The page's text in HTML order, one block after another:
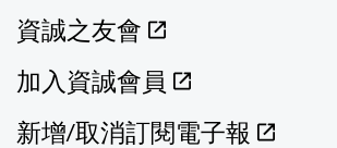
資誠之友會
加入資誠會員
新增/取消訂閱電子報